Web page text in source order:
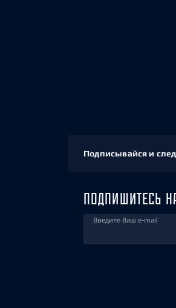
Подписывайся и
ПОДПИШИТЕСЬ
Введите Ваш e-mail